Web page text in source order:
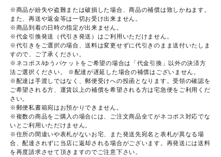
※商品が紛失や盗難または破損した場合、商品の補償は致しかねます。
また、再送や返金等は一切お受け出来ません。
※商品到着の日時の指定が出来ません。
※代金引換発送（代引き発送）はご利用いただけません。
※代引きをご選択の場合、送料は変更せずに代引きのまま送付いたしま
すので、ご了承ください。
※ネコポス/ゆうパケットをご希望の場合は「代金引換」以外の決済方
法ご選択ください。 ※配達が遅延した場合の補償はございません。
※配達は手渡しではなく、郵便受けへの投函となります。受領の確認を
ご希望される方、運賃以上の補償を希望される方は宅急便をご利用くだ
さい。
※郵便私書箱宛はお預かりできません。
※複数の商品をご購入の場合には、ご注文商品全てがネコポス対応でな
いとご利用いただけません。
※住所の間違いや表札がないお宅、また発送先宛名と表札が異なる場
合、配達されずに当店に返却される場合がございます。再発送には送料
を再度請求させて頂きますのでご注意下さい。